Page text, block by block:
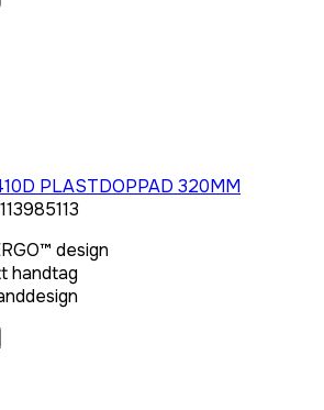
PLASTDOPPAD 320MM
985113
design
handtag